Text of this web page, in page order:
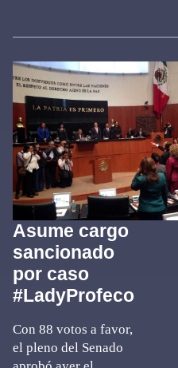
Asume cargo
sancionado
por caso
#LadyProfeco
Con 88 votos a favor,
el pleno del Senado